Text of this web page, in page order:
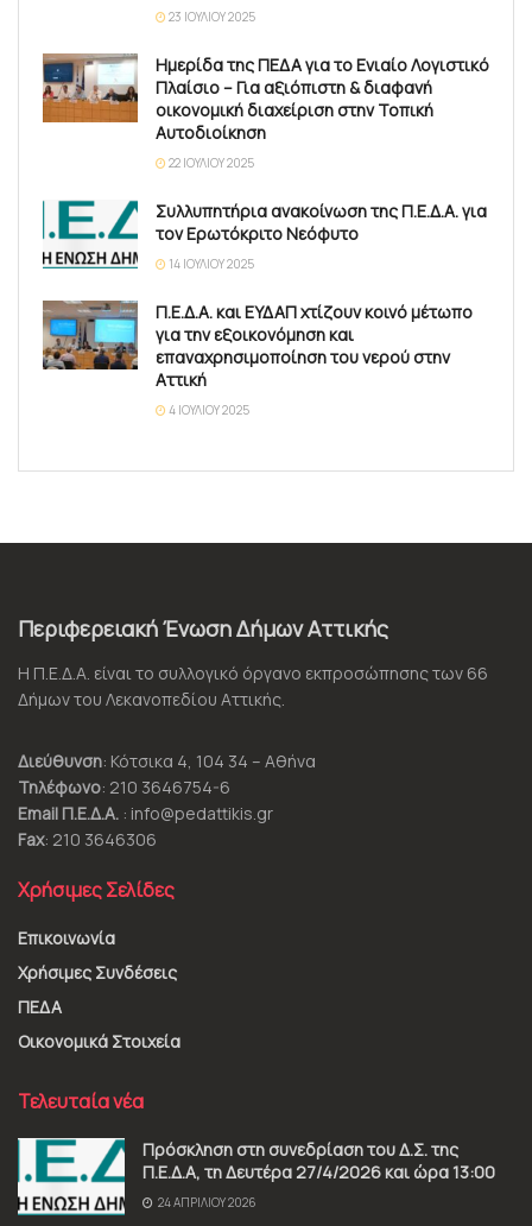
23 ΙΟΥΛΊΟΥ 2025
Ημερίδα της ΠΕΔΑ για το Ενιαίο Λογιστικό
Πλαίσιο – Για αξιόπιστη & διαφανή
οικονομική διαχείριση στην Τοπική
Αυτοδιοίκηση
22 ΙΟΥΛΊΟΥ 2025
Συλλυπητήρια ανακοίνωση της Π.Ε.Δ.Α. για
τον Ερωτόκριτο Νεόφυτο
14 ΙΟΥΛΊΟΥ 2025
Π.Ε.Δ.Α. και ΕΥΔΑΠ χτίζουν κοινό μέτωπο
για την εξοικονόμηση και
επαναχρησιμοποίηση του νερού στην
Αττική
4 ΙΟΥΛΊΟΥ 2025
Περιφερειακή Ένωση Δήμων Αττικής
Η Π.Ε.Δ.Α. είναι το συλλογικό όργανο εκπροσώπησης των 66
Δήμων του Λεκανοπεδίου Αττικής.
Διεύθυνση: Κότσικα 4, 104 34 – Αθήνα
Τηλέφωνο: 210 3646754-6
Email Π.Ε.Δ.Α. : info@pedattikis.gr
Fax: 210 3646306
Χρήσιμες Σελίδες
Επικοινωνία
Χρήσιμες Συνδέσεις
ΠΕΔΑ
Οικονομικά Στοιχεία
Τελευταία νέα
Πρόσκληση στη συνεδρίαση του Δ.Σ. της
Π.Ε.Δ.Α, τη Δευτέρα 27/4/2026 και ώρα 13:00
24 ΑΠΡΙΛΊΟΥ 2026